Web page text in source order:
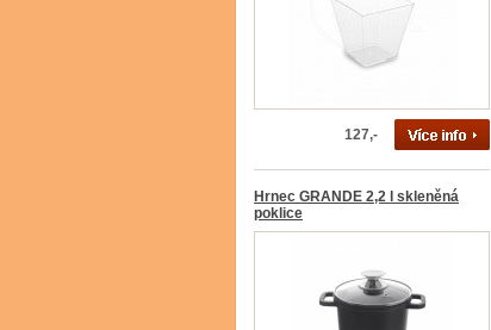
127,-
Hrnec GRANDE 2,2 l skleněná
poklice